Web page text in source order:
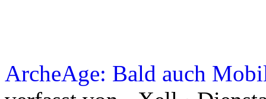
ArcheAge: Bald auch